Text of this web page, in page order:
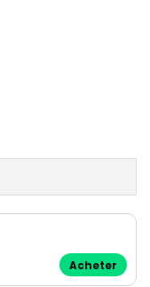
Acheter